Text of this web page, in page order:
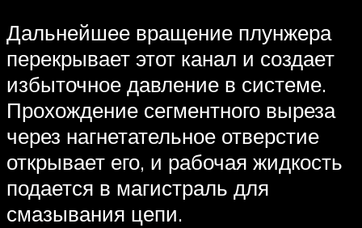
Дальнейшее вращение плунжера
перекрывает этот канал и создает
избыточное давление в системе.
Прохождение сегментного выреза
через нагнетательное отверстие
открывает его, и рабочая жидкость
подается в магистраль для
смазывания цепи.